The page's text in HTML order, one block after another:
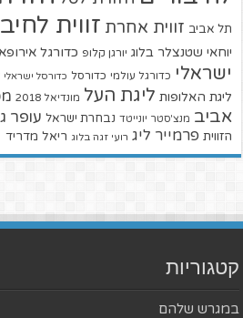
תל אביב זווית אחרת זווית
יוחאי שטנצלר בלוג יורגן קלופ כדורגל
ישראלי כדורגל עולמי כדורסל כדורסל ישראלי
ליגת האלופות ליגת העל מונדיאל 2018
אביב מנצ'סטר יונייטד נבחרת ישראל עופר
הזווית פרמייר ליג רועי זגה בלוג ריאל מדריד
קטגוריות
במגרש שלהם